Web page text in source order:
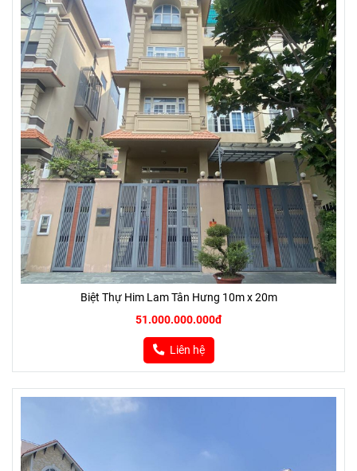
Biệt Thự Him Lam Tân Hưng 10m x 20m
51.000.000.000đ
Liên hệ